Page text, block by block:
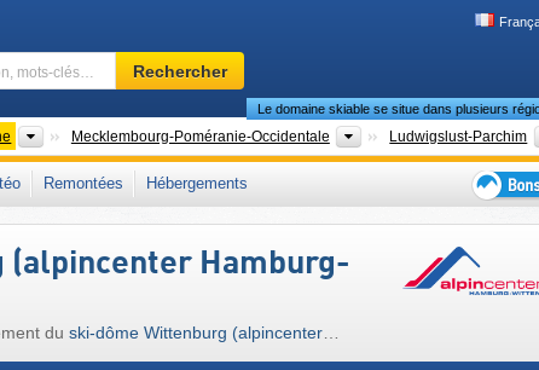
Domaine
skiable,
mots-
clés…
Rechercher
PaysMecklembourg-Poméranie-Occidentale États fédéraux (Länder)
Ludwigslust-Parchim
Le domaine skiable se situe dans plusieurs
du Nord Allemagne de l'Est Europe centrale,
Remontées
Hébergements
séjour
au
Hamburg-
du ski-dôme Wittenburg (alpincenter